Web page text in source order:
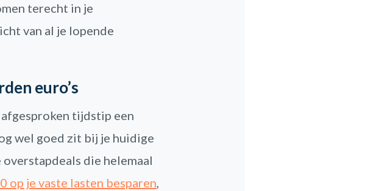
terecht in je
van al je lopende
euro’s
tijdstip een
wel goed zit bij je huidige
die helemaal
op je vaste lasten besparen,